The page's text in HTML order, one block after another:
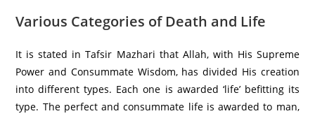
Various Categories of Death and Life
It is stated in Tafsir Mazhari that Allah, with His Supreme
Power and Consummate Wisdom, has divided His creation
into different types. Each one is awarded ‘life’ befitting its
type. The perfect and consummate life is awarded to man,